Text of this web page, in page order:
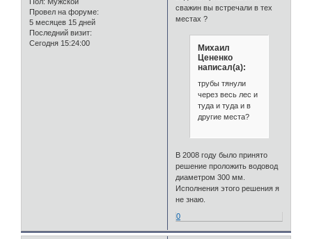
Провел на форуме:
5 месяцев 15 дней
Последний визит:
Сегодня 15:24:00
сважин вы встречали в тех
местах ?
Михаил
Цененко
написал(а):
трубы тянули
через весь лес и
туда и туда и в
другие места?
В 2008 году было принято
решение проложить водовод
диаметром 300 мм.
Исполнения этого решения я
не знаю.
0